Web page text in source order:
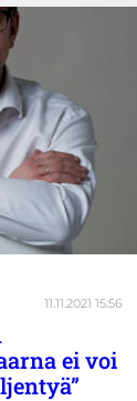
11.11.2021 15:56
ei voi